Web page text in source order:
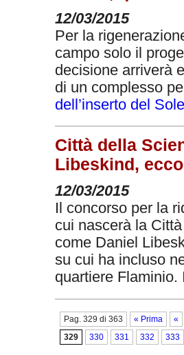
12/03/2015
Per la
campo solo il
decisione arriverà
di un complesso
dell’inserto del
Città della
Libeskind,
12/03/2015
Il concorso per la
cui nascerà la
come Daniel
su cui ha incluso
quartiere
Pag. 329 di 363 « Prima
«
329
330 331 332 333